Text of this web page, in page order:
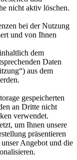
nicht aktiv löschen.
bei der Nutzung
und von Ihnen
dem
Daten
aus dem
gespeicherten
an Dritte nicht
verwendet.
um Ihnen unsere
präsentieren
Angebot und die